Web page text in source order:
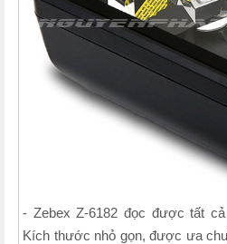
- Zebex Z-6182 đọc được tất
Kích thước nhỏ gọn, được ưa